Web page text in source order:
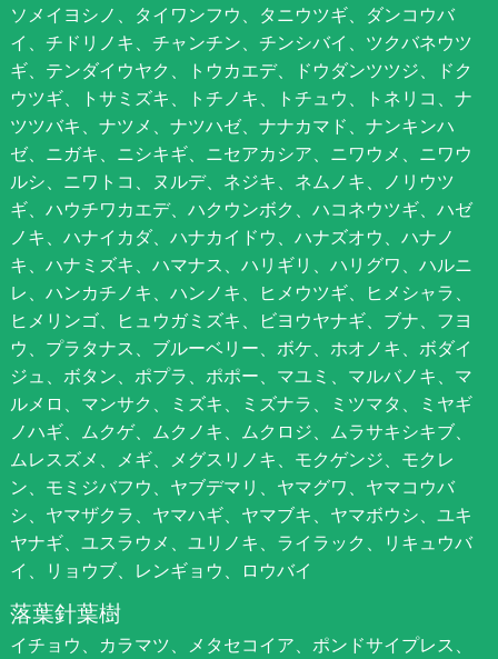
ソメイヨシノ、タイワンフウ、タニウツギ、ダンコウバ
イ、チドリノキ、チャンチン、チンシバイ、ツクバネウツ
ギ、テンダイウヤク、トウカエデ、ドウダンツツジ、ドク
ウツギ、トサミズキ、トチノキ、トチュウ、トネリコ、ナ
ツツバキ、ナツメ、ナツハゼ、ナナカマド、ナンキンハ
ゼ、ニガキ、ニシキギ、ニセアカシア、ニワウメ、ニワウ
ルシ、ニワトコ、ヌルデ、ネジキ、ネムノキ、ノリウツ
ギ、ハウチワカエデ、ハクウンボク、ハコネウツギ、ハゼ
ノキ、ハナイカダ、ハナカイドウ、ハナズオウ、ハナノ
キ、ハナミズキ、ハマナス、ハリギリ、ハリグワ、ハルニ
レ、ハンカチノキ、ハンノキ、ヒメウツギ、ヒメシャラ、
ヒメリンゴ、ヒュウガミズキ、ビヨウヤナギ、ブナ、フヨ
ウ、プラタナス、ブルーベリー、ボケ、ホオノキ、ボダイ
ジュ、ボタン、ポプラ、ポポー、マユミ、マルバノキ、マ
ルメロ、マンサク、ミズキ、ミズナラ、ミツマタ、ミヤギ
ノハギ、ムクゲ、ムクノキ、ムクロジ、ムラサキシキブ、
ムレスズメ、メギ、メグスリノキ、モクゲンジ、モクレ
ン、モミジバフウ、ヤブデマリ、ヤマグワ、ヤマコウバ
シ、ヤマザクラ、ヤマハギ、ヤマブキ、ヤマボウシ、ユキ
ヤナギ、ユスラウメ、ユリノキ、ライラック、リキュウバ
イ、リョウブ、レンギョウ、ロウバイ
落葉針葉樹
イチョウ、カラマツ、メタセコイア、ポンドサイプレス、